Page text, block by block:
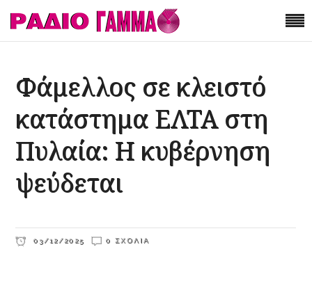
Φάμελλος σε κλειστό
κατάστημα ΕΛΤΑ στη
Πυλαία: Η κυβέρνηση
ψεύδεται
03/12/2025 0 ΣΧΌΛΙΑ